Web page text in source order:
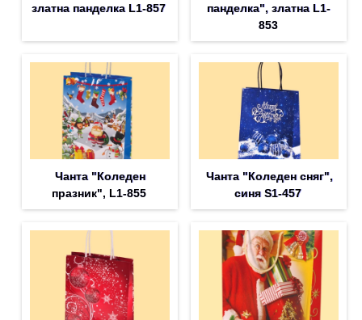
златна панделка L1-857
панделка", златна L1-
853
Чанта "Коледен
празник", L1-855
Чанта "Коледен сняг",
синя S1-457